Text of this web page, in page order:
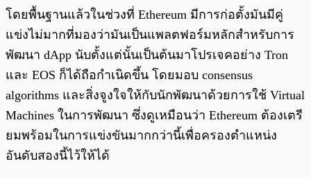
โดยพื้นฐานแล้วในช่วงที่ Ethereum มีการก่อตั้งมันมีคู่
แข่งไม่มากที่มองว่ามันเป็นแพลตฟอร์มหลักสำหรับการ
พัฒนา dApp นับตั้งแต่นั้นเป็นต้นมาโปรเจคอย่าง Tron
และ EOS ก็ได้ถือกำเนิดขึ้น โดยมอบ consensus
algorithms และสิ่งจูงใจให้กับนักพัฒนาด้วยการใช้ Virtual
Machines ในการพัฒนา ซึ่งดูเหมือนว่า Ethereum ต้องเตรี
ยมพร้อมในการแข่งขันมากกว่านี้เพื่อครองตำแหน่ง
อันดับสองนี้ไว้ให้ได้